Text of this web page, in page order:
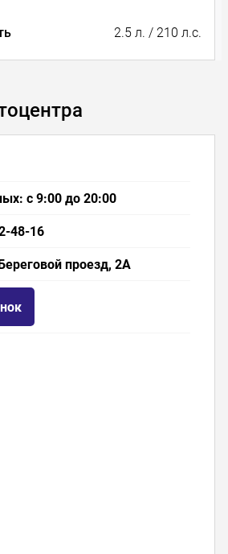
2.5 л. / 210 л.с.
с 9:00 до 20:00
48-16
проезд, 2А